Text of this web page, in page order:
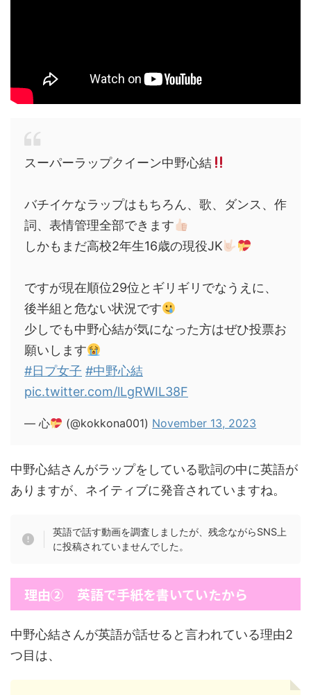
スーパーラップクイーン中野心結
バチイケなラップはもちろん、歌、ダンス、作
詞、表情管理全部できます
しかもまだ高校2年生16歳の現役JK
ですが現在順位29位とギリギリでなうえに、
後半組と危ない状況です
少しでも中野心結が気になった方はぜひ投票お
願いします
#日プ女子 #中野心結
pic.twitter.com/lLgRWIL38F
— 心 (@kokkona001) November 13, 2023
中野心結さんがラップをしている歌詞の中に英語が
ありますが、ネイティブに発音されていますね。
英語で話す動画を調査しましたが、残念ながらSNS上
に投稿されていませんでした。
理由② 英語で手紙を書いていたから
中野心結さんが英語が話せると言われている理由2
つ目は、